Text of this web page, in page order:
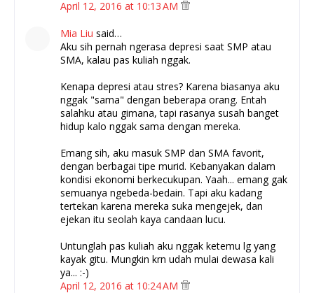
April 12, 2016 at 10:13 AM
Mia Liu said…
Aku sih pernah ngerasa depresi saat SMP atau
SMA, kalau pas kuliah nggak.
Kenapa depresi atau stres? Karena biasanya aku
nggak "sama" dengan beberapa orang. Entah
salahku atau gimana, tapi rasanya susah banget
hidup kalo nggak sama dengan mereka.
Emang sih, aku masuk SMP dan SMA favorit,
dengan berbagai tipe murid. Kebanyakan dalam
kondisi ekonomi berkecukupan. Yaah... emang gak
semuanya ngebeda-bedain. Tapi aku kadang
tertekan karena mereka suka mengejek, dan
ejekan itu seolah kaya candaan lucu.
Untunglah pas kuliah aku nggak ketemu lg yang
kayak gitu. Mungkin krn udah mulai dewasa kali
ya... :-)
April 12, 2016 at 10:24 AM